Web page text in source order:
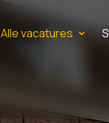
Alle vacatures